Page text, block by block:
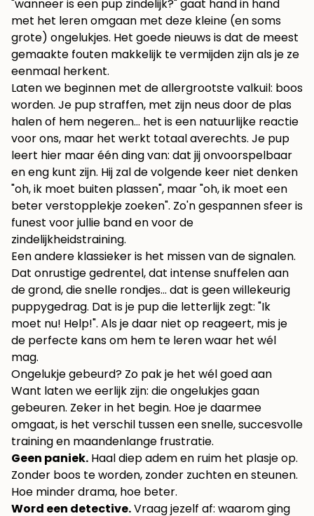
"wanneer is een pup zindelijk?" gaat hand in hand
met het leren omgaan met deze kleine (en soms
grote) ongelukjes. Het goede nieuws is dat de meest
gemaakte fouten makkelijk te vermijden zijn als je ze
eenmaal herkent.
Laten we beginnen met de allergrootste valkuil: boos
worden. Je pup straffen, met zijn neus door de plas
halen of hem negeren… het is een natuurlijke reactie
voor ons, maar het werkt totaal averechts. Je pup
leert hier maar één ding van: dat jij onvoorspelbaar
en eng kunt zijn. Hij zal de volgende keer niet denken
"oh, ik moet buiten plassen", maar "oh, ik moet een
beter verstopplekje zoeken". Zo'n gespannen sfeer is
funest voor jullie band en voor de
zindelijkheidstraining.
Een andere klassieker is het missen van de signalen.
Dat onrustige gedrentel, dat intense snuffelen aan
de grond, die snelle rondjes… dat is geen willekeurig
puppygedrag. Dat is je pup die letterlijk zegt: "Ik
moet nu! Help!". Als je daar niet op reageert, mis je
de perfecte kans om hem te leren waar het wél
mag.
Ongelukje gebeurd? Zo pak je het wél goed aan
Want laten we eerlijk zijn: die ongelukjes gaan
gebeuren. Zeker in het begin. Hoe je daarmee
omgaat, is het verschil tussen een snelle, succesvolle
training en maandenlange frustratie.
Geen paniek. Haal diep adem en ruim het plasje op.
Zonder boos te worden, zonder zuchten en steunen.
Hoe minder drama, hoe beter.
Word een detective.Vraag jezelf af: waarom ging